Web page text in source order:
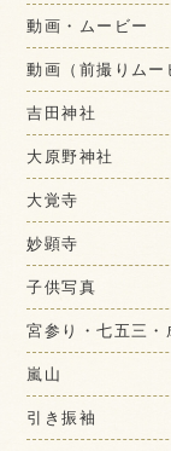
動画・ムービー
動画（前撮りムー
吉田神社
大原野神社
大覚寺
妙顕寺
子供写真
宮参り・七五三・
嵐山
引き振袖